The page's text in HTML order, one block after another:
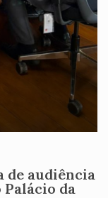
de audiência
Palácio da